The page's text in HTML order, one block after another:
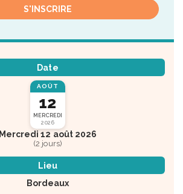
S'INSCRIRE
Date
AOÛT
12
MERCREDI
2026
Mercredi 12 août 2026
(2 jours)
Lieu
Bordeaux